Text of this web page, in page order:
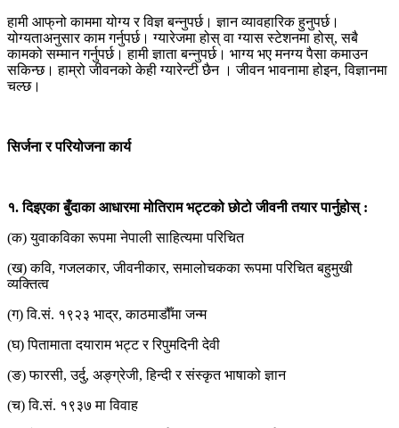
हामी आफ्‌नो काममा योग्य र विज्ञ बन्नुपर्छ। ज्ञान व्यावहारिक हुनुपर्छ।
योग्यताअनुसार काम गर्नुपर्छ। ग्यारेजमा होस् वा ग्यास स्टेशनमा होस्, सबै
कामको सम्मान गर्नुपर्छ। हामी ज्ञाता बन्नुपर्छ। भाग्य भए मनग्य पैसा कमाउन
सकिन्छ। हाम्रो जीवनको केही ग्यारेन्टी छैन । जीवन भावनामा होइन, विज्ञानमा
चल्छ।
सिर्जना र परियोजना कार्य
१. दिइएका बुँदाका आधारमा मोतिराम भट्टको छोटो जीवनी तयार पार्नुहोस् :
(क) युवाकविका रूपमा नेपाली साहित्यमा परिचित
(ख) कवि, गजलकार, जीवनीकार, समालोचकका रूपमा परिचित बहुमुखी
व्यक्तित्व
(ग) वि.सं. १९२३ भाद्र, काठमाडौँमा जन्म
(घ) पितामाता दयाराम भट्ट र रिपुमदिनी देवी
(ङ) फारसी, उर्दु, अङ्ग्रेजी, हिन्दी र संस्कृत भाषाको ज्ञान
(च) वि.सं. १९३७ मा विवाह